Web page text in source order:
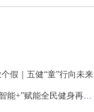
假｜五健“童”行向未来
+”赋能全民健身再升级